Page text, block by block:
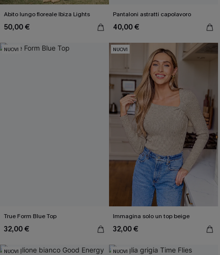
Abito lungo floreale Ibiza Lights
50,00 €
Pantaloni astratti capolavoro
40,00 €
NUOVI
True Form Blue Top
32,00 €
NUOVI
Immagina solo un top beige
32,00 €
NUOVI NUOVI